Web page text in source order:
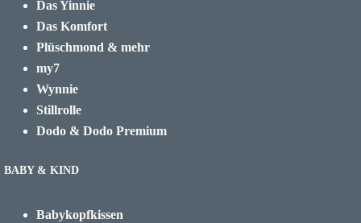
Das Yinnie
Das Komfort
Plüschmond & mehr
my7
Wynnie
Stillrolle
Dodo & Dodo Premium
BABY & KIND
Babykopfkissen